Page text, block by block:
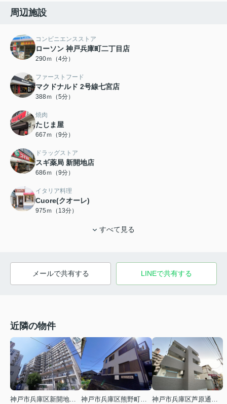
周辺施設
コンビニエンスストア
ローソン 神戸兵庫町二丁目店
290ｍ（4分）
ファーストフード
マクドナルド 2号線七宮店
388ｍ（5分）
焼肉
たじま屋
667ｍ（9分）
ドラッグストア
スギ薬局 新開地店
686ｍ（9分）
イタリア料理
Cuore(クオーレ)
975ｍ（13分）
すべて見る
メールで共有する LINEで共有する
近隣の物件
神戸市兵庫区新開地１丁目
神戸市兵庫区熊野町４丁目
神戸市兵庫区芦原通４丁目